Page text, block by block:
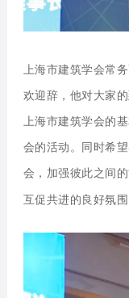
上海市建筑学会常
欢迎辞，他对大家
上海市建筑学会的
会的活动。同时希
会，加强彼此之间
互促共进的良好氛围